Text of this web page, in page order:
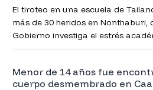
El tiroteo en una escuela de
más de 30 heridos en Nonthaburi,
Gobierno investiga el estrés
Menor de 14 años fue
cuerpo desmembrado en